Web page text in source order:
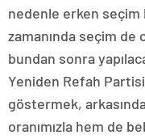
nedenle erken seçim
zamanında seçim de
bundan sonra
Yeniden Refah
göstermek,
oranımızla hem de